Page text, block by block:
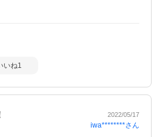
性向きのサイズだろうなぁ…とは
とたまに倒れますが、平地であれ
がれ大丈夫です！（私はアウトド
いの方なら全身をあずけても全然
買えるのは本当に感謝です。
いね1
2022/05/17
iwa********さん